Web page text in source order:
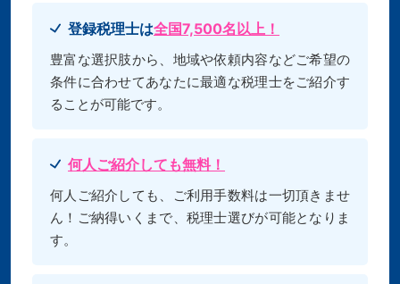
登録税理士は全国7,500名以上！
豊富な選択肢から、地域や依頼内容などご希望の
条件に合わせてあなたに最適な税理士をご紹介す
ることが可能です。
何人ご紹介しても無料！
何人ご紹介しても、ご利用手数料は一切頂きませ
ん！ご納得いくまで、税理士選びが可能となりま
す。